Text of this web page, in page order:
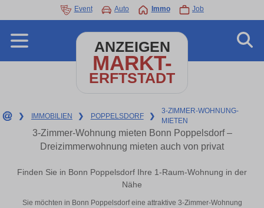
Event Auto Immo Job
ANZEIGEN
MARKT-
ERFTSTADT
❯ IMMOBILIEN ❯ POPPELSDORF ❯
3-ZIMMER-WOHNUNG-
MIETEN
3-Zimmer-Wohnung mieten Bonn Poppelsdorf –
Dreizimmerwohnung mieten auch von privat
Finden Sie in Bonn Poppelsdorf Ihre 1-Raum-Wohnung in der
Nähe
Sie möchten in Bonn Poppelsdorf eine attraktive 3-Zimmer-Wohnung